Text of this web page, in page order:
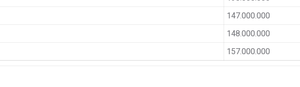
147.000.000
148.000.000
157.000.000